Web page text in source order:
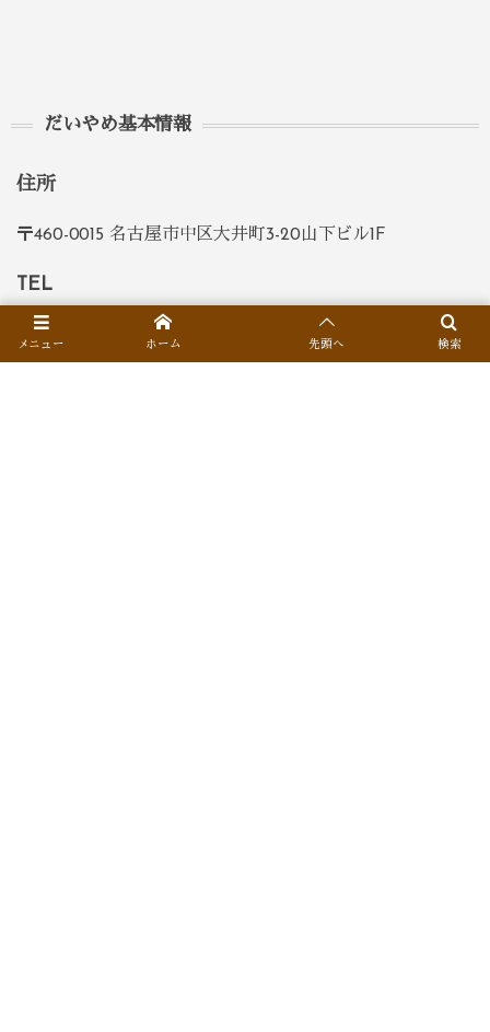
だいやめ基本情報
住所
〒460-0015 名古屋市中区大井町3-20山下ビル1F
TEL
052-331-0940
メニュー 検索
ホーム 先頭へ